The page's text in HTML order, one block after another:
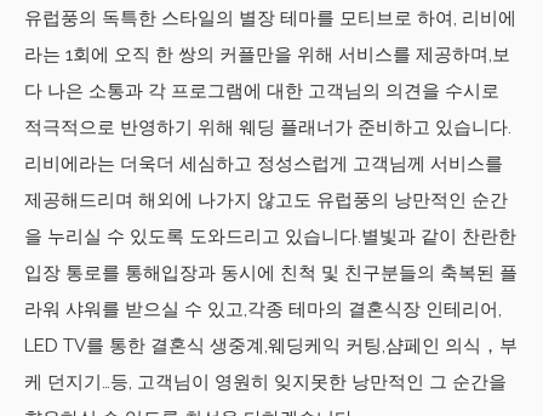
유럽풍의 독특한 스타일의 별장 테마를 모티브로 하여, 리비에
라는 1회에 오직 한 쌍의 커플만을 위해 서비스를 제공하며,보
다 나은 소통과 각 프로그램에 대한 고객님의 의견을 수시로
적극적으로 반영하기 위해 웨딩 플래너가 준비하고 있습니다.
리비에라는 더욱더 세심하고 정성스럽게 고객님께 서비스를
제공해드리며 해외에 나가지 않고도 유럽풍의 낭만적인 순간
을 누리실 수 있도록 도와드리고 있습니다.별빛과 같이 찬란한
입장 통로를 통해입장과 동시에 친척 및 친구분들의 축복된 플
라워 샤워를 받으실 수 있고,각종 테마의 결혼식장 인테리어,
LED TV를 통한 결혼식 생중계,웨딩케익 커팅,샴페인 의식，부
케 던지기…등, 고객님이 영원히 잊지못한 낭만적인 그 순간을